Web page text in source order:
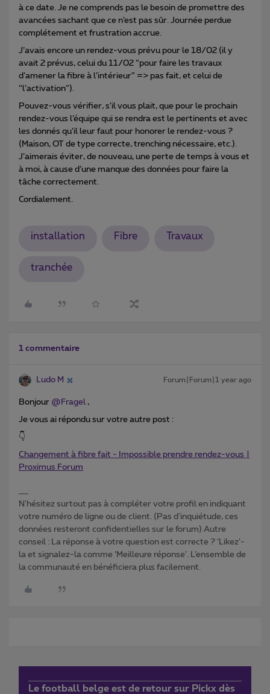
à ce date. Je ne comprends pas le besoin de promettre des
avancées sachant que ce n’est pas sûr. Journée perdue
complétement et frustration accrue.
J’avais encore un rendez-vous prévu pour le 18/02 (il y
avait 2 prévus, celui du 11/02 “pour faire les travaux
d’amener la fibre à l’intérieur” => pas fait, et celui de
“l’activation”).
Pouvez-vous vérifier, s’il vous plait, que pour le prochain
rendez-vous l’équipe qui se rendra est le pertinents et avec
les donnés qu’il leur faut pour honorer le rendez-vous ?
(Maison, OT de type correcte, trenching nécessaire, etc.).
J’aimerais éviter, de nouveau, une perte de temps à vous et
à moi, à cause d’une manque des données pour faire la
tâche correctement.
Cordialement.
installation Fibre Travaux
tranchée
1 commentaire
Ludo M Forum|Forum|1 year ago
Bonjour ​ @Fragel ,
Je vous ai répondu sur votre autre post :
👇
Changement à fibre fait - Impossible prendre rendez-vous |
Proximus Forum
N'hésitez surtout pas à compléter votre profil en indiquant
votre numéro de ligne ou de client. (Pas d'inquiétude, ces
données resteront confidentielles sur le forum) Autre
conseil : La réponse à votre question est correcte ? ‘Likez’-
la et signalez-la comme ‘Meilleure réponse’. L’ensemble de
la communauté en bénéficiera plus facilement.
Le football belge est de retour sur Pickx dès